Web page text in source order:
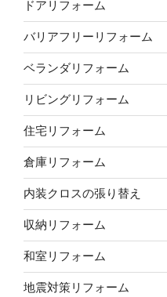
ドアリフォーム
バリアフリーリフォーム
ベランダリフォーム
リビングリフォーム
住宅リフォーム
倉庫リフォーム
内装クロスの張り替え
収納リフォーム
和室リフォーム
地震対策リフォーム